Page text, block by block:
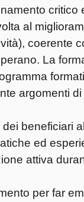
al
coerente
La
argomenti
beneficiari
ed
attiva
per far